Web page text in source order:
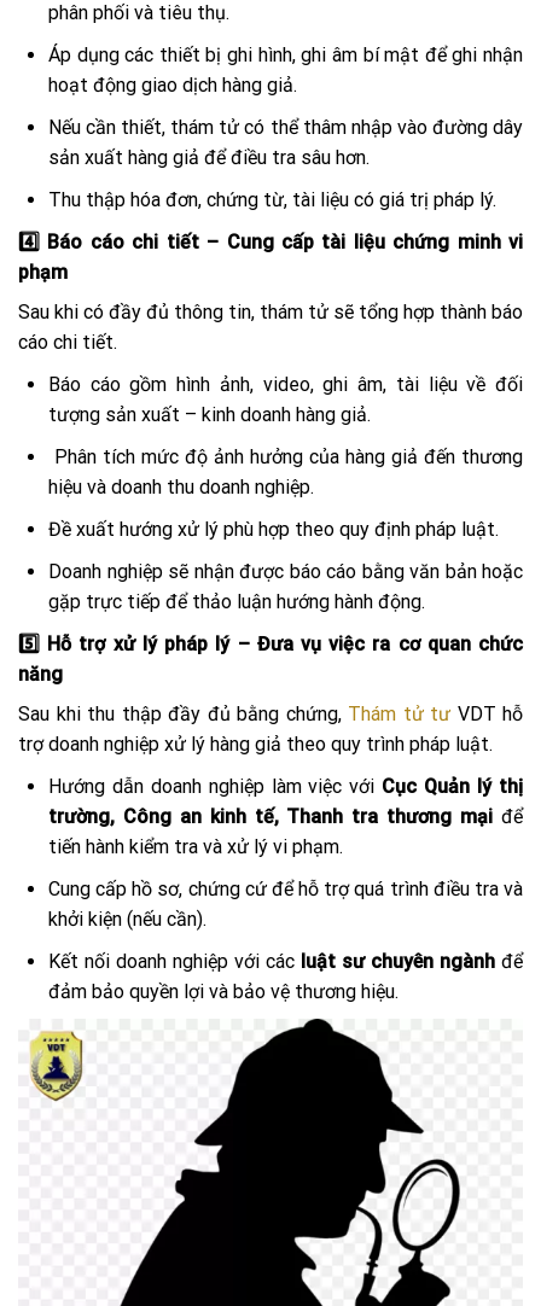
phân phối và tiêu thụ.
Áp dụng các thiết bị ghi hình, ghi âm bí mật để ghi nhận
hoạt động giao dịch hàng giả.
Nếu cần thiết, thám tử có thể thâm nhập vào đường dây
sản xuất hàng giả để điều tra sâu hơn.
Thu thập hóa đơn, chứng từ, tài liệu có giá trị pháp lý.
4️⃣ Báo cáo chi tiết – Cung cấp tài liệu chứng minh vi
phạm
Sau khi có đầy đủ thông tin, thám tử sẽ tổng hợp thành báo
cáo chi tiết.
Báo cáo gồm hình ảnh, video, ghi âm, tài liệu về đối
tượng sản xuất – kinh doanh hàng giả.
Phân tích mức độ ảnh hưởng của hàng giả đến thương
hiệu và doanh thu doanh nghiệp.
Đề xuất hướng xử lý phù hợp theo quy định pháp luật.
Doanh nghiệp sẽ nhận được báo cáo bằng văn bản hoặc
gặp trực tiếp để thảo luận hướng hành động.
5️⃣ Hỗ trợ xử lý pháp lý – Đưa vụ việc ra cơ quan chức
năng
Sau khi thu thập đầy đủ bằng chứng, Thám tử tư VDT hỗ
trợ doanh nghiệp xử lý hàng giả theo quy trình pháp luật.
Hướng dẫn doanh nghiệp làm việc với Cục Quản lý thị
trường, Công an kinh tế, Thanh tra thương mại để
tiến hành kiểm tra và xử lý vi phạm.
Cung cấp hồ sơ, chứng cứ để hỗ trợ quá trình điều tra và
khởi kiện (nếu cần).
Kết nối doanh nghiệp với các luật sư chuyên ngành để
đảm bảo quyền lợi và bảo vệ thương hiệu.